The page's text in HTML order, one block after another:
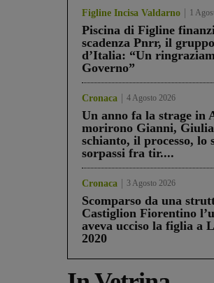
Figline Incisa Valdarno 1
Piscina di Figline
scadenza Pnrr, il
d’Italia: “Un
Governo”
Cronaca 4 Agosto 2026
Un anno fa la strage in
morirono Gianni,
schianto, il processo, lo
sorpassi fra tir....
Cronaca 3 Agosto 2026
Scomparso da una
Castiglion Fiorentino
aveva ucciso la figlia a
2020